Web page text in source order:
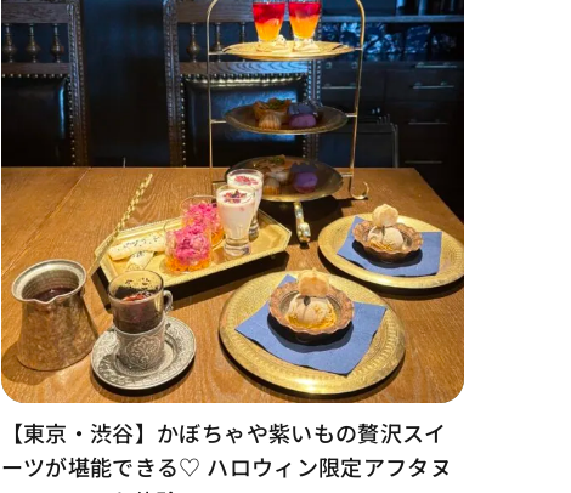
【東京・渋谷】かぼちゃや紫いもの贅沢スイ
ーツが堪能できる♡ ハロウィン限定アフタヌ